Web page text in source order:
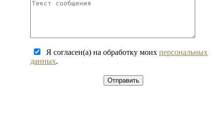
Я согласен(а) на обработку моих персональных
данных.